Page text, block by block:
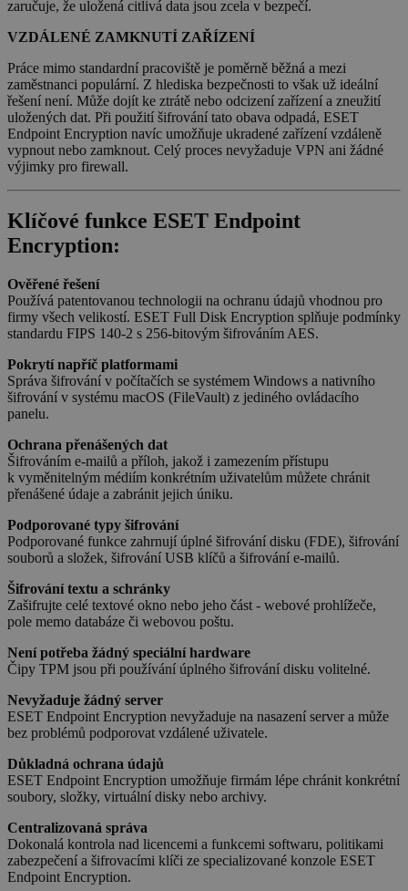
zaručuje, že uložená citlivá data jsou zcela v bezpečí.
VZDÁLENÉ ZAMKNUTÍ ZAŘÍZENÍ
Práce mimo standardní pracoviště je poměrně běžná a mezi
zaměstnanci populární. Z hlediska bezpečnosti to však už ideální
řešení není. Může dojít ke ztrátě nebo odcizení zařízení a zneužití
uložených dat. Při použití šifrování tato obava odpadá, ESET
Endpoint Encryption navíc umožňuje ukradené zařízení vzdáleně
vypnout nebo zamknout. Celý proces nevyžaduje VPN ani žádné
výjimky pro firewall.
Klíčové funkce ESET Endpoint
Encryption:
Ověřené řešení
Používá patentovanou technologii na ochranu údajů vhodnou pro
firmy všech velikostí. ESET Full Disk Encryption splňuje podmínky
standardu FIPS 140-2 s 256-bitovým šifrováním AES.
Pokrytí napříč platformami
Správa šifrování v počítačích se systémem Windows a nativního
šifrování v systému macOS (FileVault) z jediného ovládacího
panelu.
Ochrana přenášených dat
Šifrováním e-mailů a příloh, jakož i zamezením přístupu
k vyměnitelným médiím konkrétním uživatelům můžete chránit
přenášené údaje a zabránit jejich úniku.
Podporované typy šifrování
Podporované funkce zahrnují úplné šifrování disku (FDE), šifrování
souborů a složek, šifrování USB klíčů a šifrování e-mailů.
Šifrování textu a schránky
Zašifrujte celé textové okno nebo jeho část - webové prohlížeče,
pole memo databáze či webovou poštu.
Není potřeba žádný speciální hardware
Čipy TPM jsou při používání úplného šifrování disku volitelné.
Nevyžaduje žádný server
ESET Endpoint Encryption nevyžaduje na nasazení server a může
bez problémů podporovat vzdálené uživatele.
Důkladná ochrana údajů
ESET Endpoint Encryption umožňuje firmám lépe chránit konkrétní
soubory, složky, virtuální disky nebo archivy.
Centralizovaná správa
Dokonalá kontrola nad licencemi a funkcemi softwaru, politikami
zabezpečení a šifrovacími klíči ze specializované konzole ESET
Endpoint Encryption.
Cloudflare Inc.
.heureka.cz
PHPSESSID
.www.sw.sk
prohlížeče
__cf_bm
Cloudflare Inc.
.heureka.group
29 minut
57 sekund
PHPSESSID